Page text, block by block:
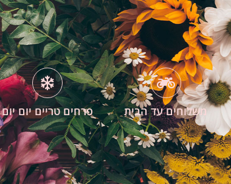
משלוחים עד הבית פרחים טריים יום יום